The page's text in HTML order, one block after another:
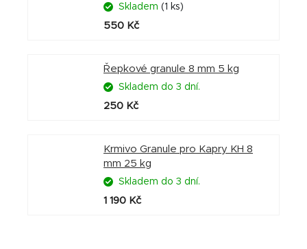
Skladem (1 ks)
550 Kč
Řepkové granule 8 mm 5 kg
Skladem do 3 dní.
250 Kč
Krmivo Granule pro Kapry KH 8
mm 25 kg
Skladem do 3 dní.
1 190 Kč